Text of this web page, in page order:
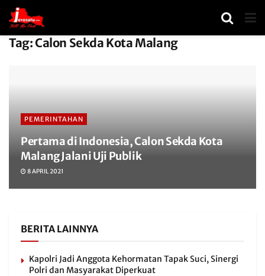
Tag:Calon Sekda Kota Malang
PEMERINTAHAN
Pertama di Indonesia, Calon Sekda Kota
Malang Jalani Uji Publik
8 APRIL 2021
BERITA LAINNYA
Kapolri Jadi Anggota Kehormatan Tapak Suci, Sinergi
Polri dan Masyarakat Diperkuat